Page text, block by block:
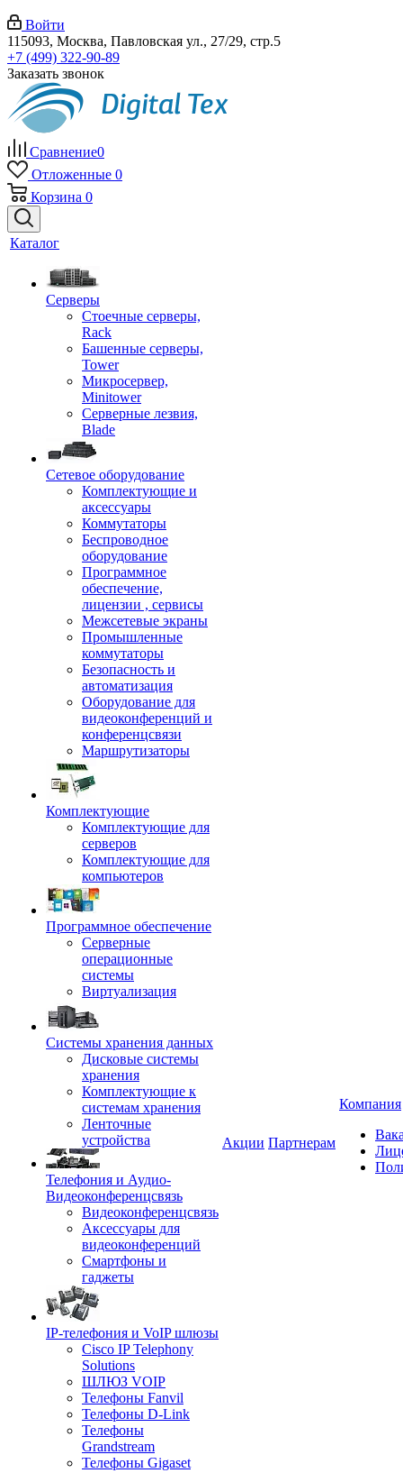
Войти
115093, Москва, Павловская ул., 27/29, стр.5
+7 (499) 322-90-89
Заказать звонок
Сравнение0
Отложенные 0
Корзина 0
Каталог
Серверы
Стоечные серверы,
Rack
Башенные серверы,
Tower
Микросервер,
Minitower
Серверные лезвия,
Blade
Сетевое оборудование
Комплектующие и
аксессуары
Коммутаторы
Беспроводное
оборудование
Программное
обеспечение,
лицензии , сервисы
Межсетевые экраны
Промышленные
коммутаторы
Безопасность и
автоматизация
Оборудование для
видеоконференций и
конференцсвязи
Маршрутизаторы
Комплектующие
Комплектующие для
серверов
Комплектующие для
компьютеров
Программное обеспечение
Серверные
операционные
системы
Виртуализация
Системы хранения данных
Дисковые системы
хранения
Комплектующие к
системам хранения
Ленточные
устройства
Телефония и Аудио-
Видеоконференцсвязь
Видеоконференцсвязь
Аксессуары для
видеоконференций
Смартфоны и
гаджеты
IP-телефония и VoIP шлюзы
Cisco IP Telephony
Solutions
ШЛЮЗ VOIP
Телефоны Fanvil
Телефоны D-Link
Телефоны
Grandstream
Телефоны Gigaset
Акции Партнерам
Компания